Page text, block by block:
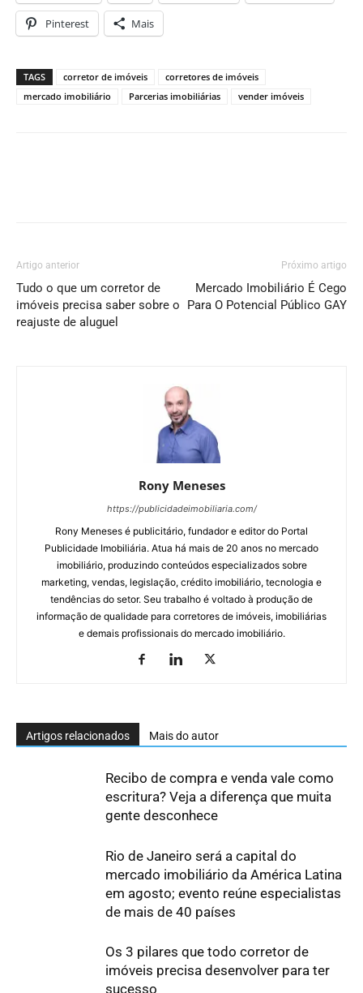
Pinterest Mais
TAGS corretor de imóveis
corretores de imóveis
mercado imobiliário
Parcerias imobiliárias vender imóveis
Artigo anterior
Tudo o que um corretor de
imóveis precisa saber sobre o
reajuste de aluguel
Próximo artigo
Mercado Imobiliário É Cego
Para O Potencial Público GAY
Rony Meneses
https://publicidadeimobiliaria.com/
Rony Meneses é publicitário, fundador e editor do Portal
Publicidade Imobiliária. Atua há mais de 20 anos no mercado
imobiliário, produzindo conteúdos especializados sobre
marketing, vendas, legislação, crédito imobiliário, tecnologia e
tendências do setor. Seu trabalho é voltado à produção de
informação de qualidade para corretores de imóveis, imobiliárias
e demais profissionais do mercado imobiliário.
Artigos relacionados Mais do autor
Recibo de compra e venda vale como
escritura? Veja a diferença que muita
gente desconhece
Rio de Janeiro será a capital do
mercado imobiliário da América Latina
em agosto; evento reúne especialistas
de mais de 40 países
Os 3 pilares que todo corretor de
imóveis precisa desenvolver para ter
sucesso